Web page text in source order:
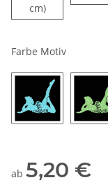
cm)Größe M
Farbe Motiv
ab 5,20 €